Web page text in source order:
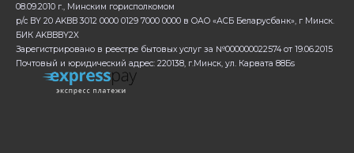
08.09.2010 г., Минским горисполкомом
р/с BY 20 AKBB 3012 0000 0129 7000 0000 в ОАО «АСБ Беларусбанк», г Минск.
БИК AKBBBY2X
Зарегистрировано в реестре бытовых услуг за №000000022574 от 19.06.2015
Почтовый и юридический адрес: 220138, г.Минск, ул. Карвата 88Бs